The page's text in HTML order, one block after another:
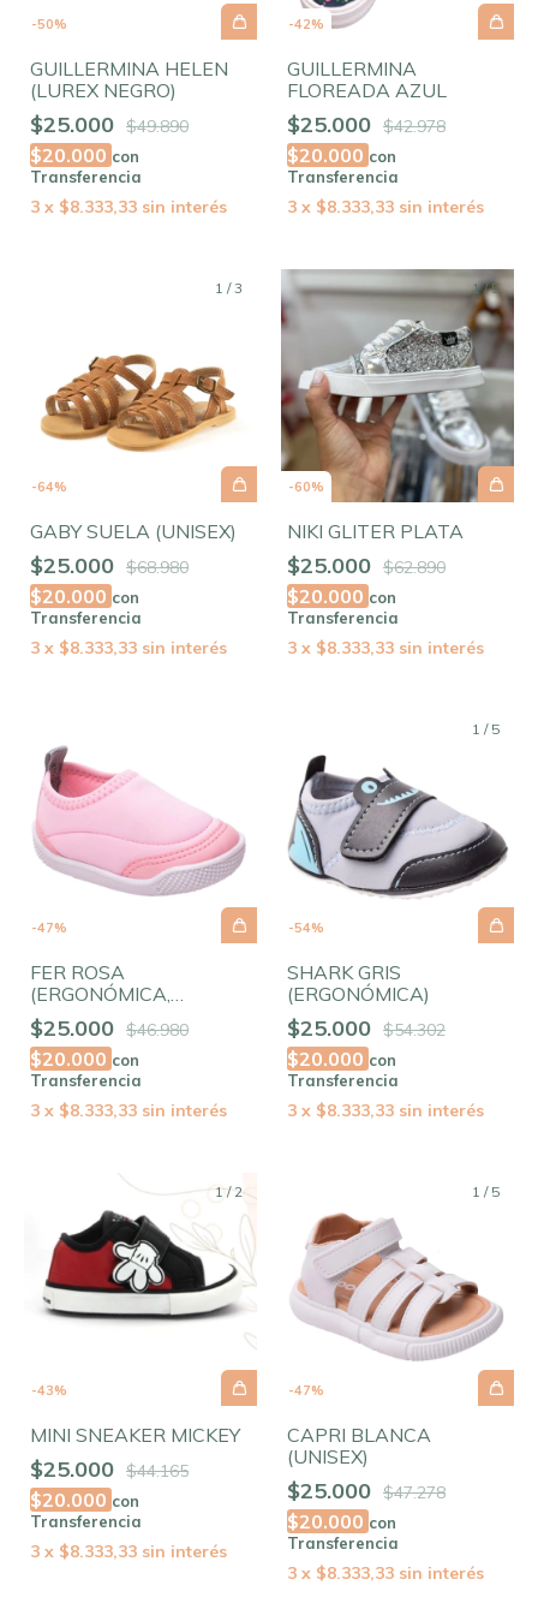
-50%
GUILLERMINA HELEN
(LUREX NEGRO)
$25.000 $49.890
$20.000 con
Transferencia
3 x $8.333,33 sin interés
-42%
GUILLERMINA
FLOREADA AZUL
$25.000 $42.978
$20.000 con
Transferencia
3 x $8.333,33 sin interés
1 /3
-64%
GABY SUELA (UNISEX)
$25.000 $68.980
$20.000 con
Transferencia
3 x $8.333,33 sin interés
1/5
-60%
NIKI GLITER PLATA
$25.000 $62.890
$20.000 con
Transferencia
3 x $8.333,33 sin interés
-47%
FER ROSA
(ERGONÓMICA,
ELASTIZADA)
$25.000 $46.980
$20.000 con
Transferencia
3 x $8.333,33 sin interés
1 / 5
-54%
SHARK GRIS
(ERGONÓMICA)
$25.000 $54.302
$20.000 con
Transferencia
3 x $8.333,33 sin interés
1/ 2
-43%
MINI SNEAKER MICKEY
$25.000 $44.165
$20.000 con
Transferencia
3 x $8.333,33 sin interés
1 / 5
-47%
CAPRI BLANCA
(UNISEX)
$25.000 $47.278
$20.000 con
Transferencia
3 x $8.333,33 sin interés